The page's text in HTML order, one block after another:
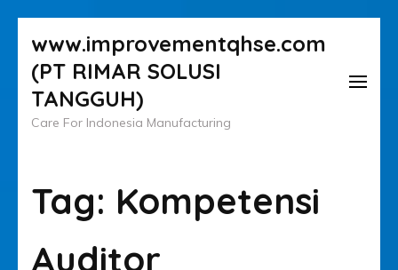
ke
konten
(Tekan
Enter)
www.improvementqhse.com
(PT RIMAR SOLUSI
TANGGUH)
Care For Indonesia Manufacturing
Tag: Kompetensi
Auditor